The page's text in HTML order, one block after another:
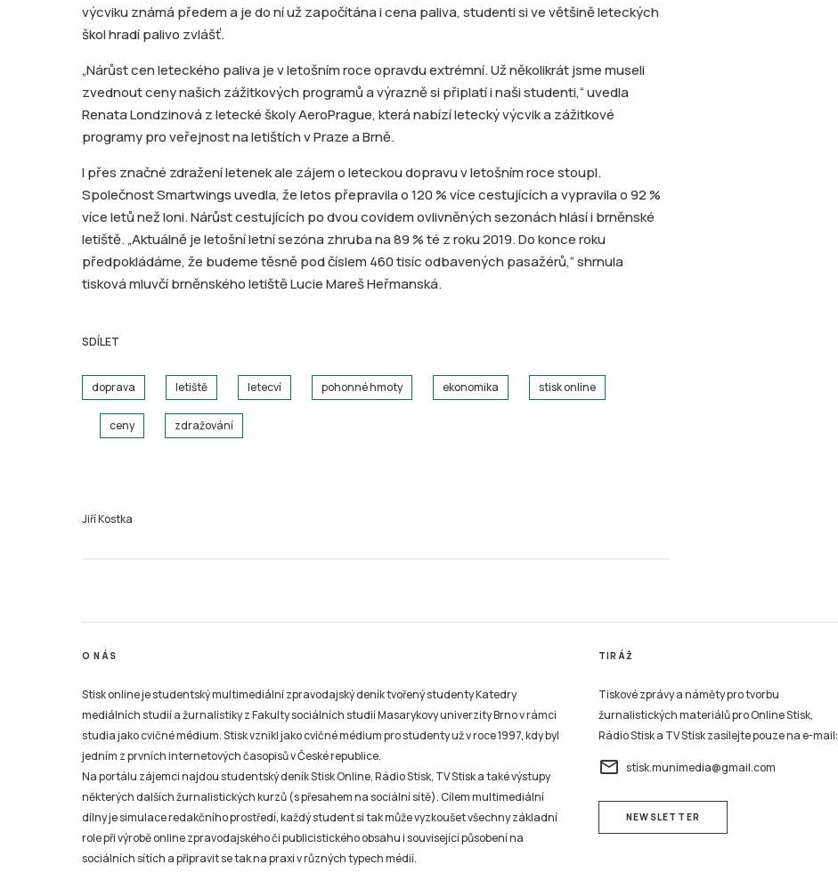
výcviku známá předem a je do ní už započítána i cena paliva, studenti si ve většině leteckých
škol hradí palivo zvlášť.
„Nárůst cen leteckého paliva je v letošním roce opravdu extrémní. Už několikrát jsme museli
zvednout ceny našich zážitkových programů a výrazně si připlatí i naši studenti,“ uvedla
Renata Londzinová z letecké školy AeroPrague, která nabízí letecký výcvik a zážitkové
programy pro veřejnost na letištích v Praze a Brně.
I přes značné zdražení letenek ale zájem o leteckou dopravu v letošním roce stoupl.
Společnost Smartwings uvedla, že letos přepravila o 120 % více cestujících a vypravila o 92 %
více letů než loni. Nárůst cestujících po dvou covidem ovlivněných sezonách hlásí i brněnské
letiště. „Aktuálně je letošní letní sezóna zhruba na 89 % té z roku 2019. Do konce roku
předpokládáme, že budeme těsně pod číslem 460 tisíc odbavených pasažérů,“ shrnula
tisková mluvčí brněnského letiště Lucie Mareš Heřmanská.
SDÍLET
doprava letiště letecví pohonné hmoty ekonomika stisk online
ceny zdražování
Jiří Kostka
O NÁS
Stisk online je studentský multimediální zpravodajský deník tvořený studenty Katedry
mediálních studií a žurnalistiky z Fakulty sociálních studií Masarykovy univerzity Brno v rámci
studia jako cvičné médium. Stisk vznikl jako cvičné médium pro studenty už v roce 1997, kdy byl
jedním z prvních internetových časopisů v České republice.
Na portálu zájemci najdou studentský deník Stisk Online, Rádio Stisk, TV Stisk a také výstupy
některých dalších žurnalistických kurzů (s přesahem na sociální sítě). Cílem multimediální
dílny je simulace redakčního prostředí, každý student si tak může vyzkoušet všechny základní
role při výrobě online zpravodajského či publicistického obsahu i související působení na
sociálních sítích a připravit se tak na praxi v různých typech médií.
TIRÁŽ
Tiskové zprávy a náměty pro tvorbu
žurnalistických materiálů pro Online Stisk,
Rádio Stisk a TV Stisk zasílejte pouze na e-mail:
email stisk.munimedia@gmail.com
NEWSLETTER